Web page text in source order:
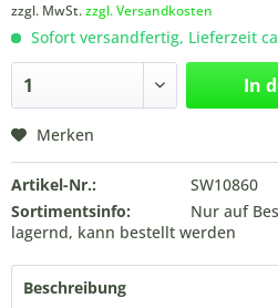
zzgl. MwSt.zzgl. Versandkosten
Sofort versandfertig, Lieferzeit
In
Merken
Artikel-Nr.:
SW10860
Sortimentsinfo:
Nur auf
lagernd, kann bestellt werden
Beschreibung